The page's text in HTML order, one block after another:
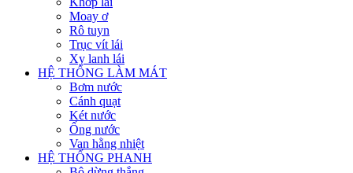
Moay ơ
Rô tuyn
Trục vít lái
Xy lanh lái
HỆ THỐNG LÀM MÁT
Bơm nước
Cánh quạt
Két nước
Ống nước
Van hằng nhiệt
HỆ THỐNG PHANH